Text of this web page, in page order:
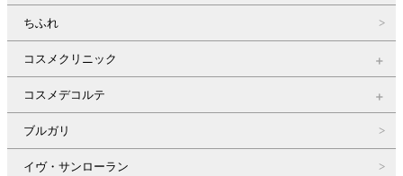
ちふれ
コスメクリニック
コスメデコルテ
ブルガリ
イヴ・サンローラン